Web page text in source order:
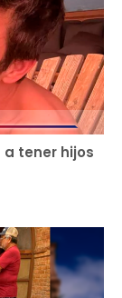
a tener hijos